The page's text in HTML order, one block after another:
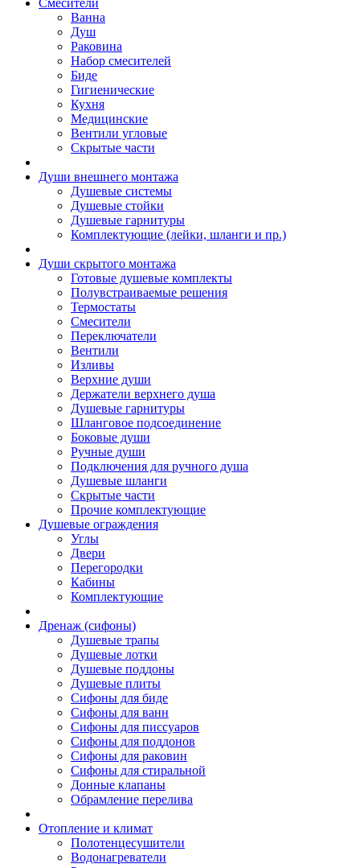
Смесители
Ванна
Душ
Раковина
Набор смесителей
Биде
Гигиенические
Кухня
Медицинские
Вентили угловые
Скрытые части
Души внешнего монтажа
Душевые системы
Душевые стойки
Душевые гарнитуры
Комплектующие (лейки, шланги и пр.)
Души скрытого монтажа
Готовые душевые комплекты
Полувстраиваемые решения
Термостаты
Смесители
Переключатели
Вентили
Изливы
Верхние души
Держатели верхнего душа
Душевые гарнитуры
Шланговое подсоединение
Боковые души
Ручные души
Подключения для ручного душа
Душевые шланги
Скрытые части
Прочие комплектующие
Душевые ограждения
Углы
Двери
Перегородки
Кабины
Комплектующие
Дренаж (сифоны)
Душевые трапы
Душевые лотки
Душевые поддоны
Душевые плиты
Сифоны для биде
Сифоны для ванн
Сифоны для писсуаров
Сифоны для поддонов
Сифоны для раковин
Сифоны для стиральной
Донные клапаны
Обрамление перелива
Отопление и климат
Полотенцесушители
Водонагреватели